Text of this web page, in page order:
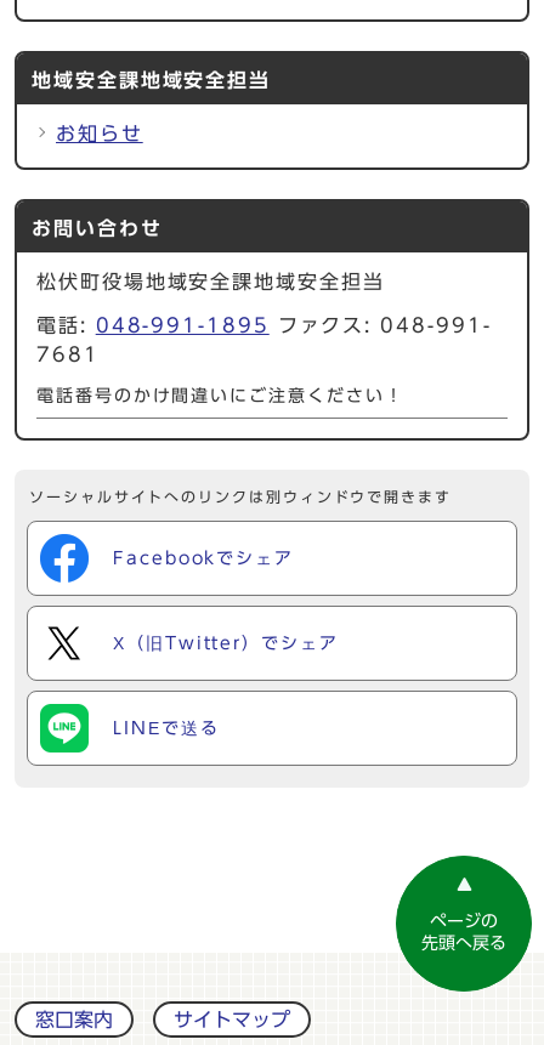
地域安全課地域安全担当
お知らせ
お問い合わせ
松伏町役場地域安全課地域安全担当
電話: 048-991-1895
ファクス: 048-991-
7681
電話番号のかけ間違いにご注意ください！
ソーシャルサイトへのリンクは別ウィンドウで開きます
Facebookでシェア
X（旧Twitter）でシェア
LINEで送る
ページの
先頭へ戻る
窓口案内 サイトマップ